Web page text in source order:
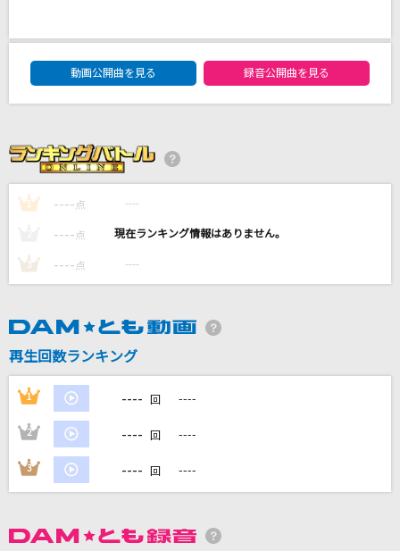
拝啓、少年よ
SPYAIR
[生音]今宵の月のように
エレファントカシマシ
透明
米津玄師
カラオケ最新情報をチェック！
DAM★ともボーカルエントリーランキング
動画公開曲を見る
録音公開曲を見る
1 ---- 点 ----
---- 点 ----
3 ---- 点 ----
再生回数ランキング
1 ---- 回 ----
2 ---- 回 ----
3 ---- 回 ----